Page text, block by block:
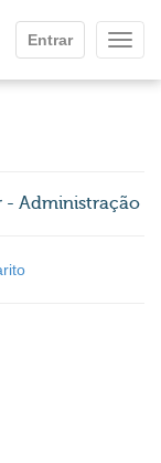
Entrar
- Administração